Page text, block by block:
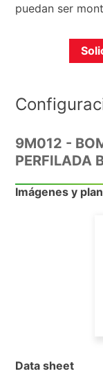
puedan ser
9M012 -
PERFILADA
Imágenes y
Data sheet